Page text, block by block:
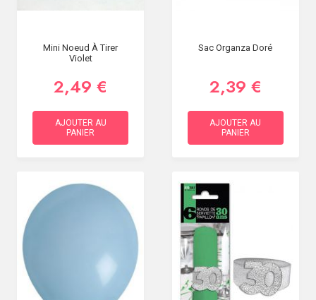
Mini Noeud À Tirer
Violet
2,49 €
AJOUTER AU
PANIER
Sac Organza Doré
2,39 €
AJOUTER AU
PANIER